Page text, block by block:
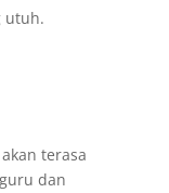
utuh.
terasa
dan